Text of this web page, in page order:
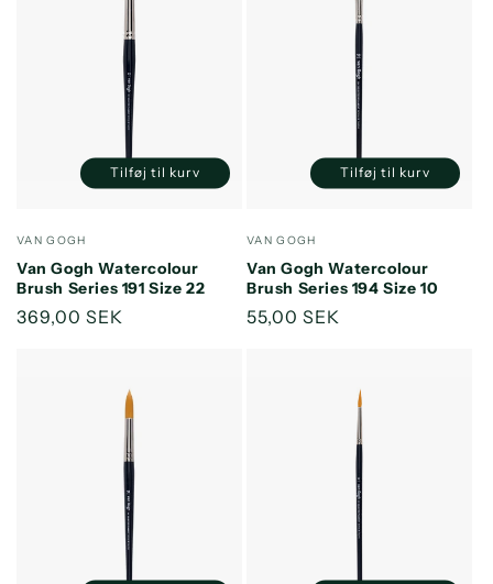
Forhandler:
VAN GOGH
Van Gogh Watercolour
Brush Series 191 Size 22
Normalpris
369,00 SEK
Reducer
Title
Øg
Title
Tilføj til kurv
Forhandler:
VAN GOGH
Van Gogh Watercolour
Brush Series 194 Size 10
Normalpris
55,00 SEK
Reducer
Title
Øg
Title
Tilføj til kurv